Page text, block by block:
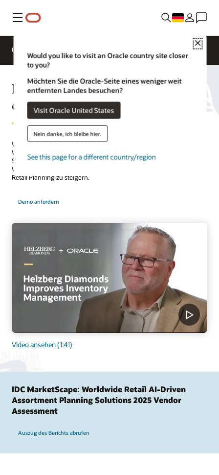
Menü
Close
Would you like to visit an Oracle country site closer
to you?
Möchten Sie die Oracle-Seite eines weniger weit
entfernten Landes besuchen?
Visit Oracle United States
Nein danke, ich bleibe hier.
See this page for a different country/region
Übersicht
Einzelhandelsplanung und -
optimierung
Wechseln Sie von einem produktzentrierten
Warenplanungsprozess zu einem kundenorientierten. Definieren
Sie Ihr Sortiment, Ihre Positionierung, die Preisgestaltung,
Werbeaktionen und Produktlebenszyklen, um die Rentabilität mit
Retail Planning zu steigern.
Demo anfordern
Video ansehen (1:41)
IDC MarketScape: Worldwide Retail AI-Driven
Assortment Planning Solutions 2025 Vendor
Assessment
Auszug des Berichts abrufen